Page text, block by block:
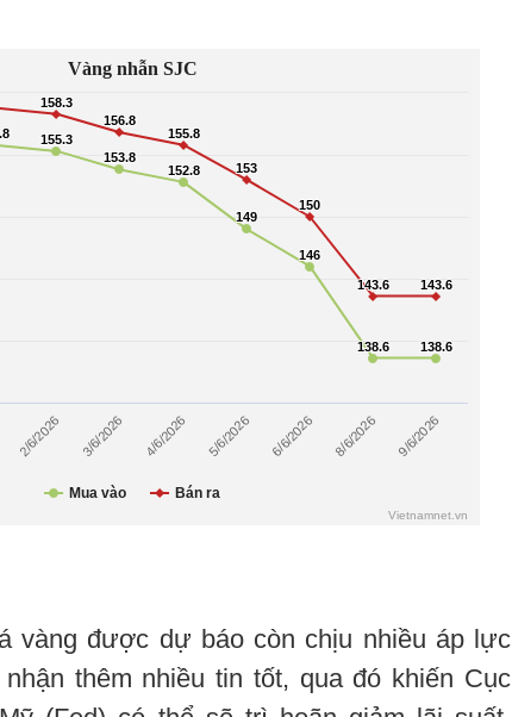
vàng được dự báo còn chịu nhiều áp lực
thêm nhiều tin tốt, qua đó khiến Cục